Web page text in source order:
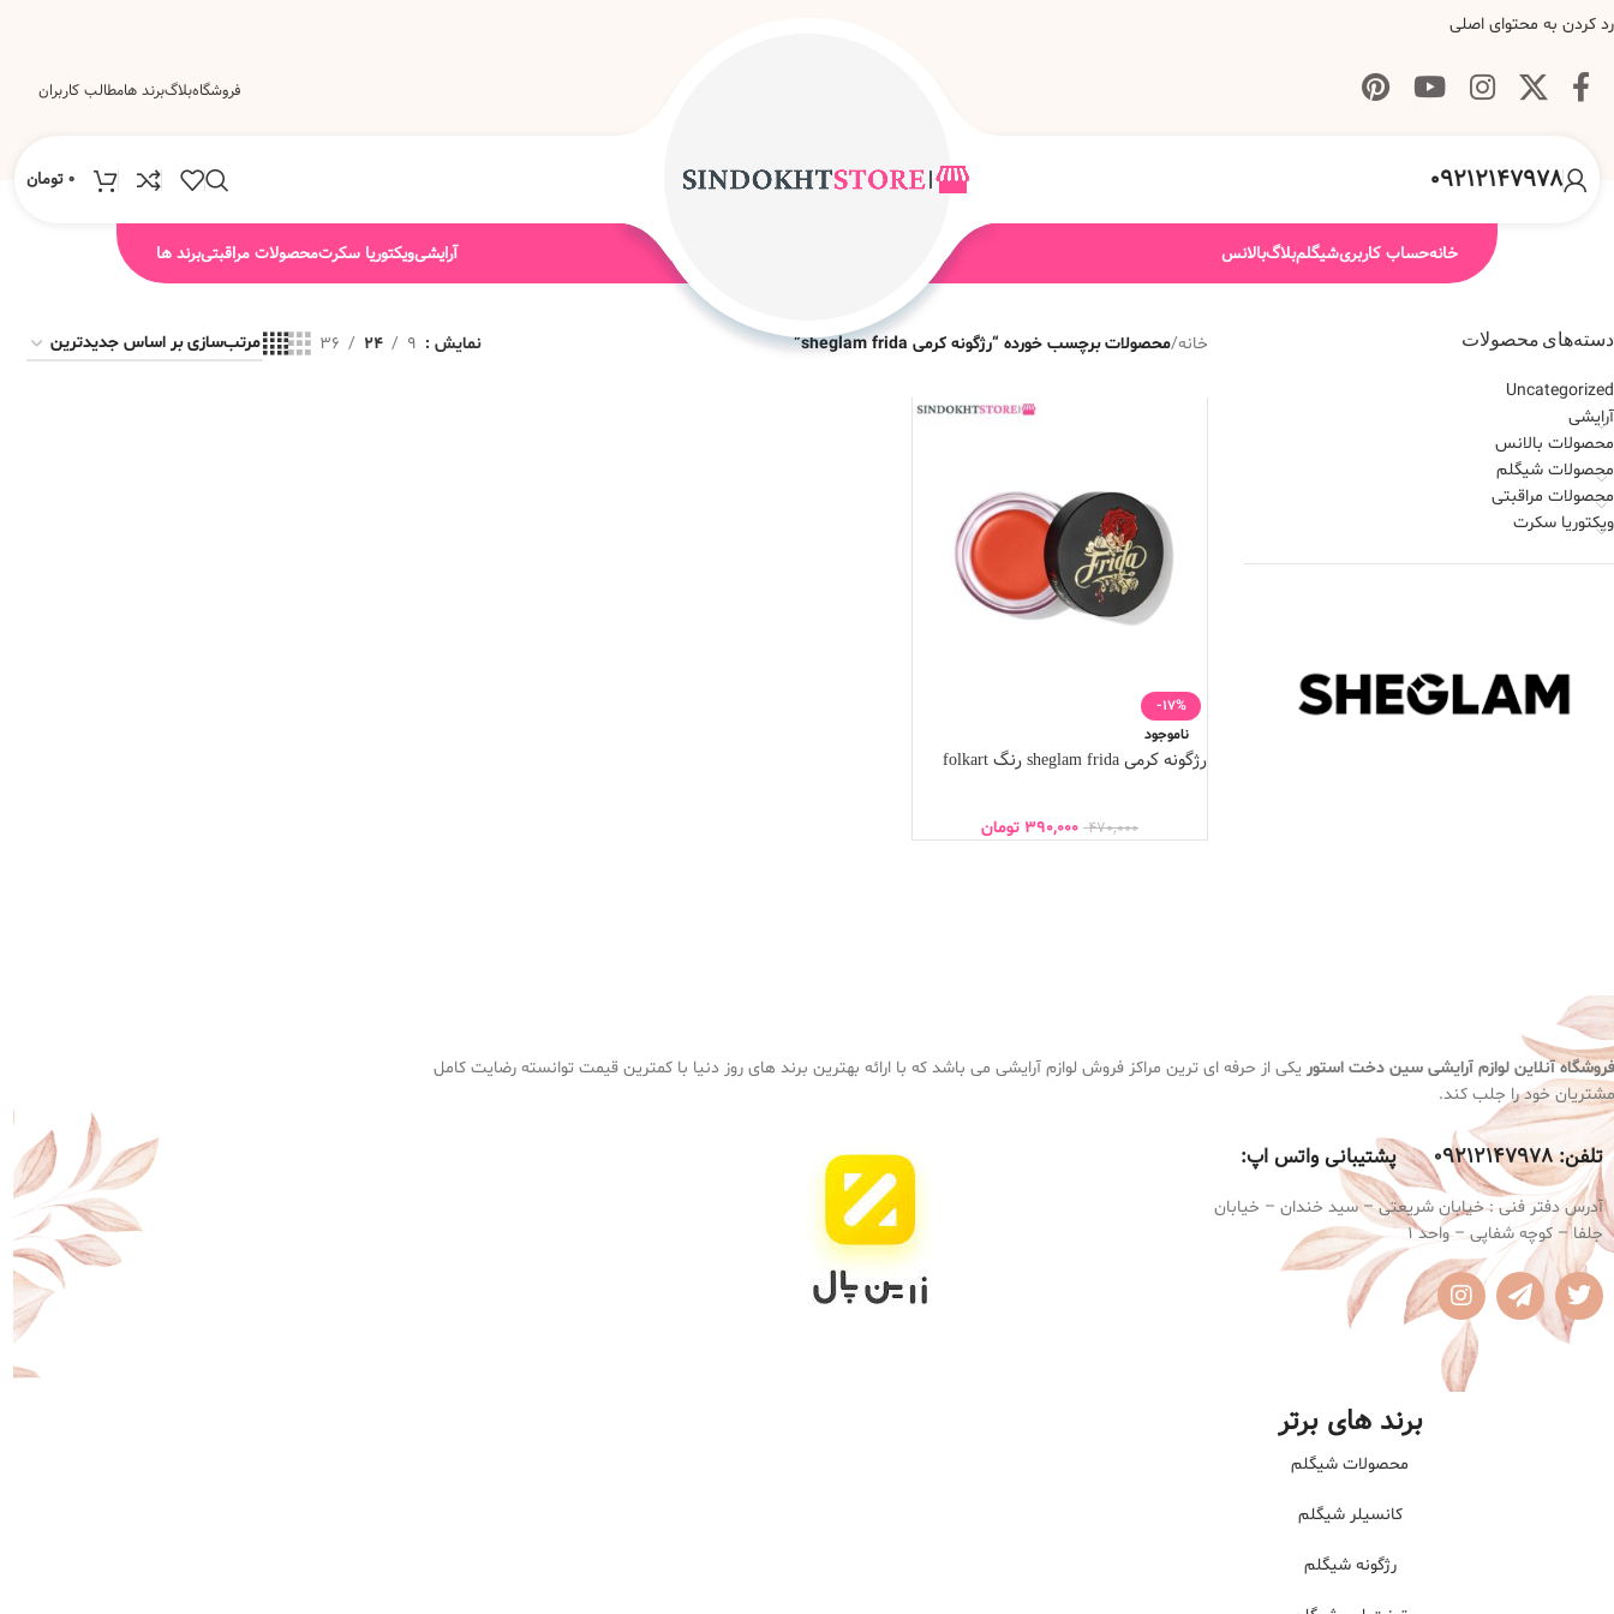
رد کردن به محتوای اصلی
فروشگاهبلاگبرند هامطالب کاربران
09212147978
0 تومان
خانهحساب کاربریشیگلمبلاگبالانس آرایشیویکتوریا سکرتمحصولات مراقبتیبرند ها
دسته‌های محصولات
Uncategorized
آرایشی
محصولات بالانس
محصولات شیگلم
محصولات مراقبتی
ویکتوریا سکرت
خانه/محصولات برچسب خورده “رژگونه کرمی sheglam frida” نمایش 9
24
36
-17%
ناموجود
رژگونه کرمی sheglam frida رنگ folkart
470,000
390,000 تومان
فروشگاه آنلاین لوازم آرایشی سین دخت استور یکی از حرفه ای ترین مراکز فروش لوازم آرایشی می باشد که با ارائه بهترین برند های روز دنیا با کمترین قیمت توانسته رضایت کامل
مشتریان خود را جلب کند.
تلفن: 09212147978 پشتیبانی واتس اپ:
آدرس دفتر فنی : خیابان شریعتی – سید خندان – خیابان
جلفا – کوچه شفاپی – واحد 1
برند های برتر
محصولات شیگلم
کانسیلر شیگلم
رژگونه شیگلم